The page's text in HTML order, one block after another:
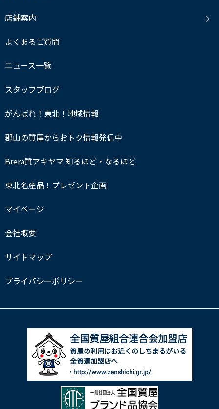
店舗案内
よくあるご質問
ニュース一覧
スタッフブログ
がんばれ！東北！地域情報
郡山の質屋からおトク情報発信中
Brera質アキヤマ 知るほど・なるほど
東北名産品！プレゼント企画
マイページ
会社概要
サイトマップ
プライバシーポリシー